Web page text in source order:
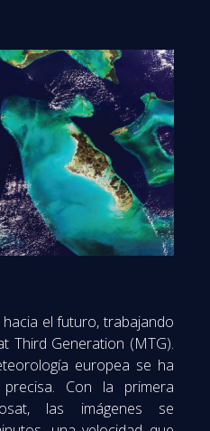
el futuro, trabajando
Third Generation (MTG).
europea se ha
Con la primera
las imágenes se